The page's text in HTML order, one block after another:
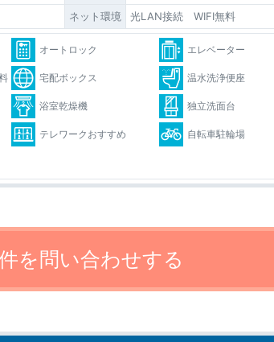
ネット環境 光LAN接続 WIFI無料
オートロック エレベーター
宅配ボックス 温水洗浄便座
浴室乾燥機 独立洗面台
テレワークおすすめ 自転車駐輪場